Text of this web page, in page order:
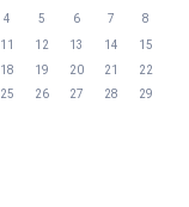
4 5 6 7
8
11 12 13 14
15
18 19 20 21
22
25 26 27 28
29